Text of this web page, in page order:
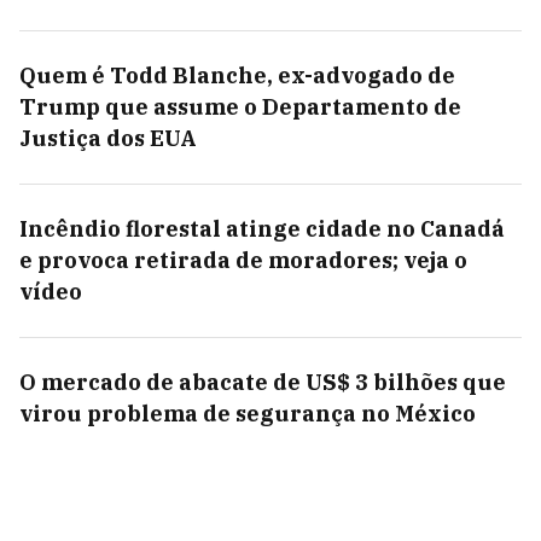
Quem é Todd Blanche, ex-advogado de
Trump que assume o Departamento de
Justiça dos EUA
Incêndio florestal atinge cidade no Canadá
e provoca retirada de moradores; veja o
vídeo
O mercado de abacate de US$ 3 bilhões que
virou problema de segurança no México